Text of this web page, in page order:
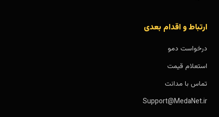
ارتباط و اقدام بعدی
درخواست دمو
استعلام قیمت
تماس با مدانت
Support@MedaNet.ir